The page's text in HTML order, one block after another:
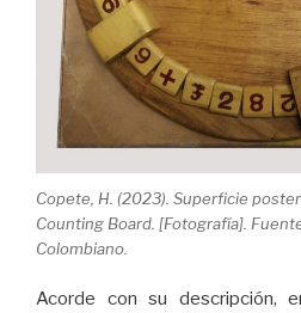
Copete, H. (2023). Superficie
Counting Board. [Fotografía].
Colombiano.
Acorde con su descripción,